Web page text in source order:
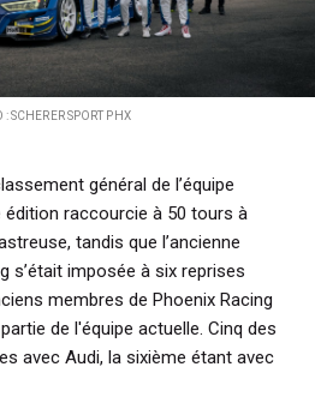
: SCHERER SPORT PHX
général de l’équipe
raccourcie à 50 tours à
tandis que l’ancienne
s’était imposée à six reprises
membres de Phoenix Racing
de l'équipe actuelle. Cinq des
avec Audi, la sixième étant avec